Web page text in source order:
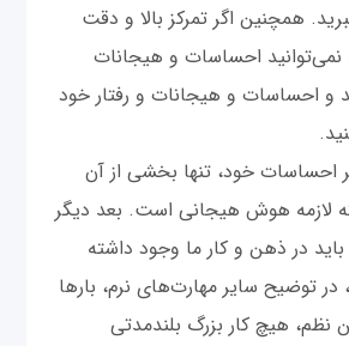
همچنین اگر تمرکز بالا و دقت
نمی‌توانید احساسات و هیجانات
و احساسات و هیجانات و رفتار خود
احساسات خود، تنها بخشی از آن
لازمه هوش هیجانی است. بعد دیگر
در ذهن و کار ما وجود داشته
توضیح سایر مهارت‌های نرم، بارها
نظم، هیچ کار بزرگ بلندمدتی